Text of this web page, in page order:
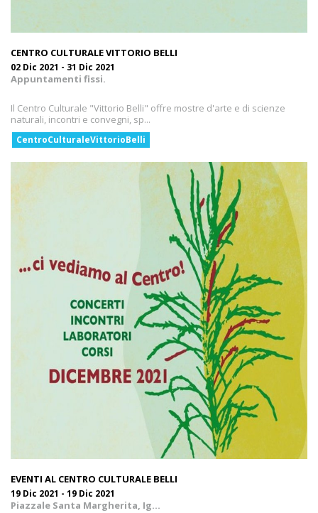
CENTRO CULTURALE VITTORIO BELLI
02 Dic 2021 - 31 Dic 2021
Appuntamenti fissi.
Il Centro Culturale "Vittorio Belli" offre mostre d'arte e di scienze
naturali, incontri e convegni, sp...
CentroCulturaleVittorioBelli
EVENTI AL CENTRO CULTURALE BELLI
19 Dic 2021 - 19 Dic 2021
Piazzale Santa Margherita, Ig...